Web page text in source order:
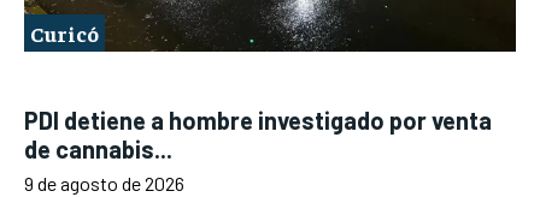
Curicó
PDI detiene a hombre investigado por venta
de cannabis...
9 de agosto de 2026